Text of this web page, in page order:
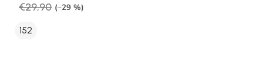
€29,90 (–29 %)
152